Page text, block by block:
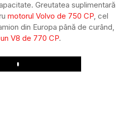
Greutatea suplimentară
motorul Volvo de 750 CP, cel
din Europa până de curând,
V8 de 770 CP.
Play